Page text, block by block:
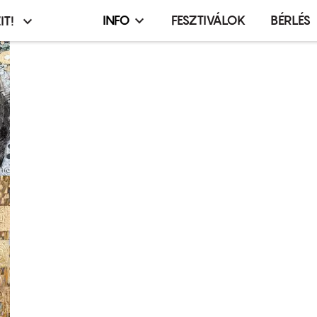
Infó,
INFO FESZTIVÁLOK BÉRLÉS